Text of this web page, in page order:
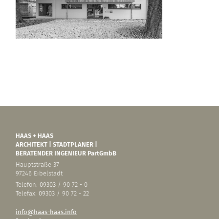
HAAS + HAAS
ARCHITEKT | STADTPLANER |
BERATENDER INGENIEUR PartGmbB
Hauptstraße 37
97246 Eibelstadt
Telefon: 09303 / 90 72 - 0
Telefax: 09303 / 90 72 - 22
info@haas-haas.info